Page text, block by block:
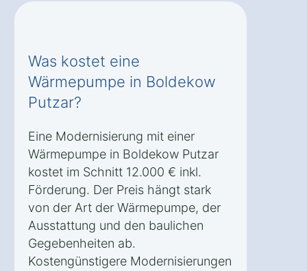
Was kostet eine
Wärmepumpe in Boldekow
Putzar?
Eine Modernisierung mit einer
Wärmepumpe in Boldekow Putzar
kostet im Schnitt 12.000 € inkl.
Förderung. Der Preis hängt stark
von der Art der Wärmepumpe, der
Ausstattung und den baulichen
Gegebenheiten ab.
Kostengünstigere Modernisierungen